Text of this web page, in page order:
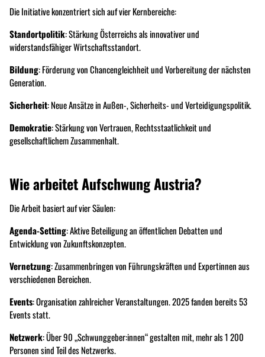
Die Initiative konzentriert sich auf vier Kernbereiche:
Standortpolitik: Stärkung Österreichs als innovativer und
widerstandsfähiger Wirtschaftsstandort.
Bildung: Förderung von Chancengleichheit und Vorbereitung der nächsten
Generation.
Sicherheit: Neue Ansätze in Außen-, Sicherheits- und Verteidigungspolitik.
Demokratie: Stärkung von Vertrauen, Rechtsstaatlichkeit und
gesellschaftlichem Zusammenhalt.
Wie arbeitet Aufschwung Austria?
Die Arbeit basiert auf vier Säulen:
Agenda-Setting: Aktive Beteiligung an öffentlichen Debatten und
Entwicklung von Zukunftskonzepten.
Vernetzung: Zusammenbringen von Führungskräften und Expertinnen aus
verschiedenen Bereichen.
Events: Organisation zahlreicher Veranstaltungen. 2025 fanden bereits 53
Events statt.
Netzwerk: Über 90 „Schwunggeber:innen“ gestalten mit, mehr als 1 200
Personen sind Teil des Netzwerks.